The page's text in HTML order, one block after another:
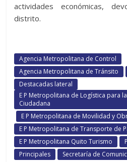
actividades económicas,
distrito.
Agencia Metropolitana de Control
Agencia Metropolitana de Tránsito
Destacadas lateral
E P Metropolitana de Logística para
Ciudadana
E P Metropolitana de Movilidad y
E P Metropolitana de Transporte de
E P Metropolitana Quito Turismo
Principales
Secretaría de